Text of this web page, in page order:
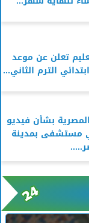
تعلن عن موعد
الترم الثاني...
بشأن فيديو
مستشفى بمدينة